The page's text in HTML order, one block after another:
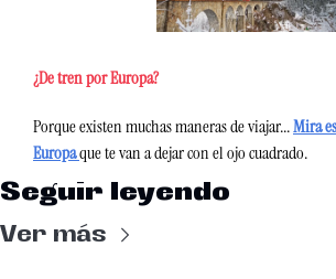
¿De tren por Europa?
Porque existen muchas maneras de viajar... Mira
Europaque te van a dejar con el ojo cuadrado.
Seguir leyendo
Ver más